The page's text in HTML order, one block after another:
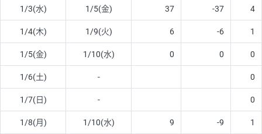
1/3(水) 1/5(金) 37 -37 4
1/4(木) 1/9(火) 6 -6 1
1/5(金) 1/10(水) 0 0 0
1/6(土) - 0
1/7(日) - 0
1/8(月) 1/10(水) 9 -9 1